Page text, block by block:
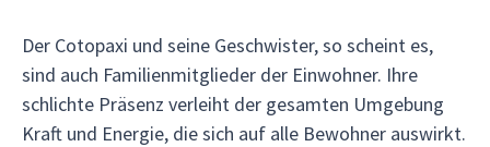
Der Cotopaxi und seine Geschwister, so scheint es,
sind auch Familienmitglieder der Einwohner. Ihre
schlichte Präsenz verleiht der gesamten Umgebung
Kraft und Energie, die sich auf alle Bewohner auswirkt.